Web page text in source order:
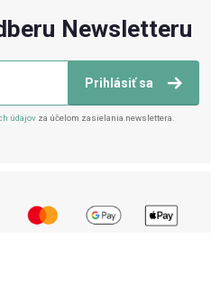
Newsletteru
Prihlásiť sa
údajov za účelom zasielania newslettera.